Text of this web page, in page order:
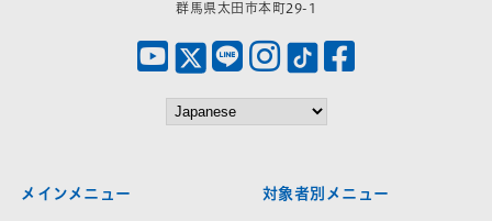
群馬県太田市本町29-1
メインメニュー 対象者別メニュー